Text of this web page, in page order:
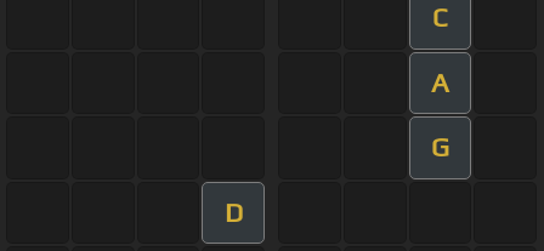
C
A
G
D